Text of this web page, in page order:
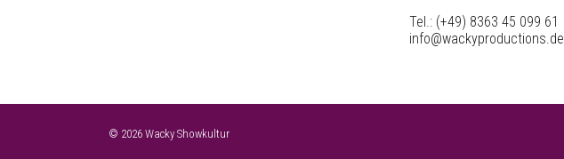
Tel.: (+49) 8363 45 099 61
info@wackyproductions.de
© 2026 Wacky Showkultur